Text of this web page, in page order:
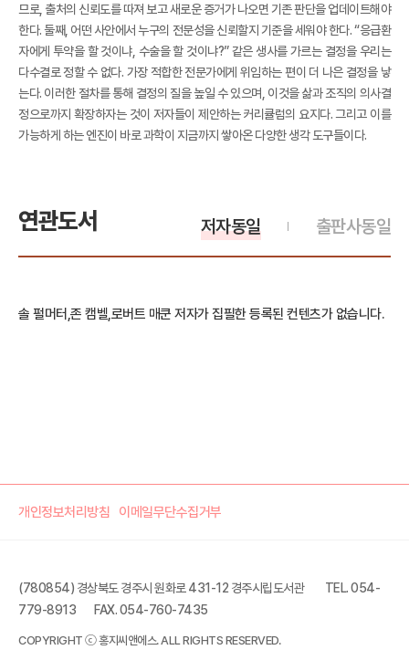
므로, 출처의 신뢰도를 따져 보고 새로운 증거가 나오면 기존 판단을 업데이트해야
한다. 둘째, 어떤 사안에서 누구의 전문성을 신뢰할지 기준을 세워야 한다. “응급환
자에게 투약을 할 것이냐, 수술을 할 것이냐?” 같은 생사를 가르는 결정을 우리는
다수결로 정할 수 없다. 가장 적합한 전문가에게 위임하는 편이 더 나은 결정을 낳
는다. 이러한 절차를 통해 결정의 질을 높일 수 있으며, 이것을 삶과 조직의 의사결
정으로까지 확장하자는 것이 저자들이 제안하는 커리큘럼의 요지다. 그리고 이를
가능하게 하는 엔진이 바로 과학이 지금까지 쌓아온 다양한 생각 도구들이다.
연관도서 출판사동일
저자동일
솔 펄머터,존 캠벨,로버트 매쿤 저자가 집필한 등록된 컨텐츠가 없습니다.
개인정보처리방침 이메일무단수집거부
(780854) 경상북도 경주시 원화로 431-12 경주시립도서관
TEL. 054-
779-8913
FAX. 054-760-7435
COPYRIGHT ⓒ 홍지씨앤에스. ALL RIGHTS RESERVED.